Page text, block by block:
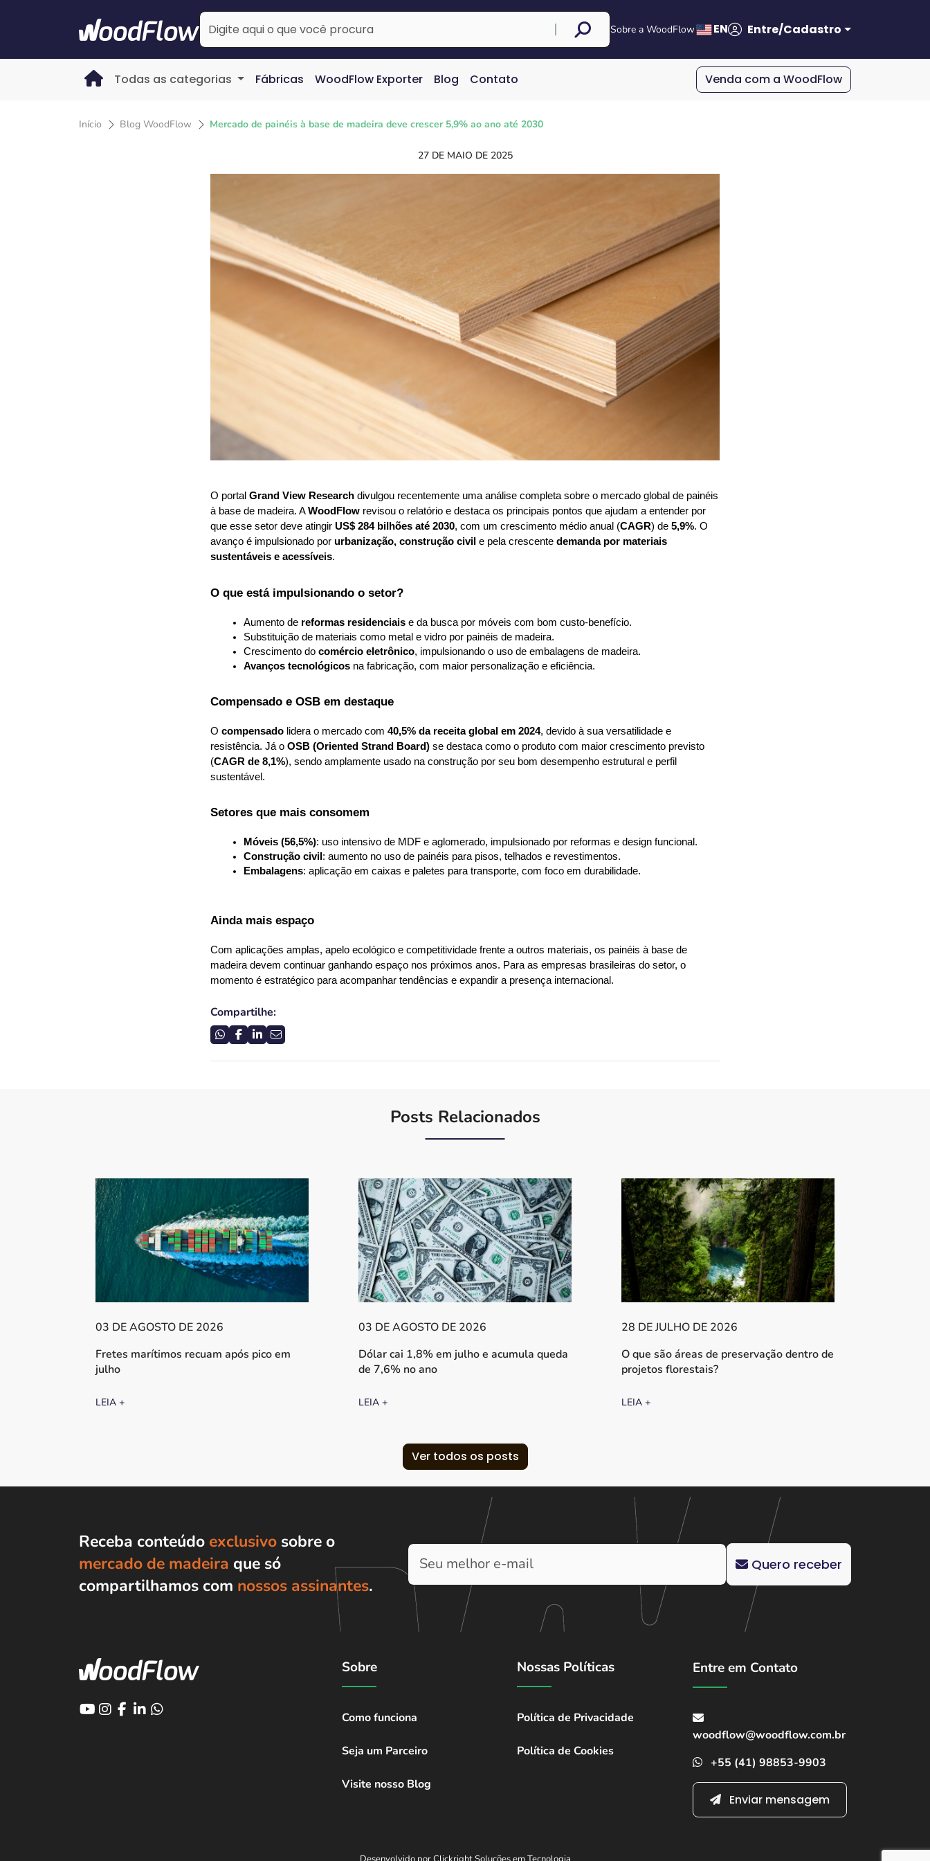
Sobre a WoodFlow EN Entre/Cadastro
Todas as categorias Fábricas WoodFlow Exporter Blog Contato Venda com a WoodFlow
Início Blog WoodFlow Mercado de painéis à base de madeira deve crescer 5,9% ao ano até 2030
27 DE MAIO DE 2025
O portal Grand View Research divulgou recentemente uma análise completa sobre o mercado global de painéis
à base de madeira. A WoodFlow revisou o relatório e destaca os principais pontos que ajudam a entender por
que esse setor deve atingir US$ 284 bilhões até 2030, com um crescimento médio anual (CAGR) de 5,9%. O
avanço é impulsionado por urbanização, construção civil e pela crescente demanda por materiais
sustentáveis e acessíveis.
O que está impulsionando o setor?
Aumento de reformas residenciais e da busca por móveis com bom custo-benefício.
Substituição de materiais como metal e vidro por painéis de madeira.
Crescimento do comércio eletrônico, impulsionando o uso de embalagens de madeira.
Avanços tecnológicos na fabricação, com maior personalização e eficiência.
Compensado e OSB em destaque
O compensado lidera o mercado com 40,5% da receita global em 2024, devido à sua versatilidade e
resistência. Já o OSB (Oriented Strand Board) se destaca como o produto com maior crescimento previsto
(CAGR de 8,1%), sendo amplamente usado na construção por seu bom desempenho estrutural e perfil
sustentável.
Setores que mais consomem
Móveis (56,5%): uso intensivo de MDF e aglomerado, impulsionado por reformas e design funcional.
Construção civil : aumento no uso de painéis para pisos, telhados e revestimentos.
Embalagens: aplicação em caixas e paletes para transporte, com foco em durabilidade.
Ainda mais espaço
Com aplicações amplas, apelo ecológico e competitividade frente a outros materiais, os painéis à base de
madeira devem continuar ganhando espaço nos próximos anos. Para as empresas brasileiras do setor, o
momento é estratégico para acompanhar tendências e expandir a presença internacional.
Compartilhe:
Posts Relacionados
03 DE AGOSTO DE 2026
Fretes marítimos recuam após pico em
julho
LEIA +
03 DE AGOSTO DE 2026
Dólar cai 1,8% em julho e acumula queda
de 7,6% no ano
LEIA +
28 DE JULHO DE 2026
O que são áreas de preservação dentro de
projetos florestais?
LEIA +
Ver todos os posts
Receba conteúdo exclusivo sobre o
mercado de madeira que só
compartilhamos com nossos assinantes.
Quero receber
Sobre
Como funciona
Seja um Parceiro
Visite nosso Blog
Nossas Políticas
Política de Privacidade
Política de Cookies
Entre em Contato
woodflow@woodflow.com.br
+55 (41) 98853-9903
Enviar mensagem